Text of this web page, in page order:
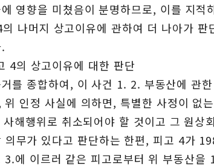
영향을 미쳤음이 분명하므로, 이를 지적
나머지 상고이유에 관하여 더 나아가
4의 상고이유에 대한 판단
를 종합하여, 이 사건 1. 2. 부동산에 관
인정 사실에 의하면, 특별한 사정이 없
해행위로 취소되어야 할 것이고 그 원상
의무가 있다고 판단하는 한편, 피고 4가
에 이르러 같은 피고로부터 위 부동산을